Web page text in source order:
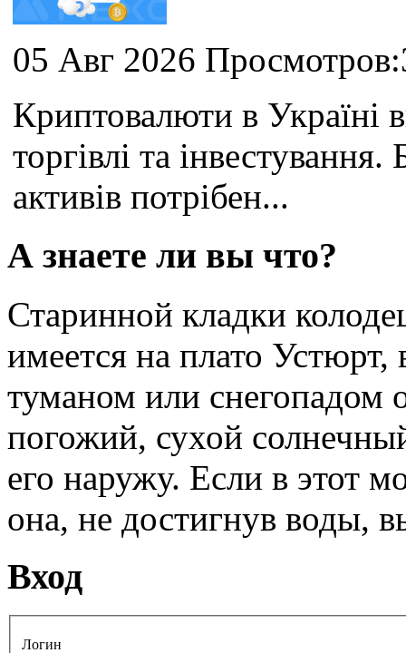
05 Авг 2026
Криптовалюти в Україні
торгівлі та
активів потрібен...
А знаете ли вы что?
Старинной кладки
имеется на плато
туманом или снегопадом
погожий, сухой
его наружу. Если в этот
она, не достигнув воды,
Вход
Логин